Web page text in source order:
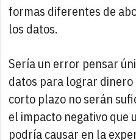
formas diferentes de
los datos.
Sería un error pensar
datos para lograr dinero
corto plazo no serán
el impacto negativo que
podría causar en la